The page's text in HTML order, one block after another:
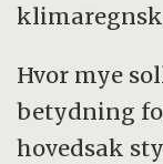
Hvor mye
betydning
hovedsak